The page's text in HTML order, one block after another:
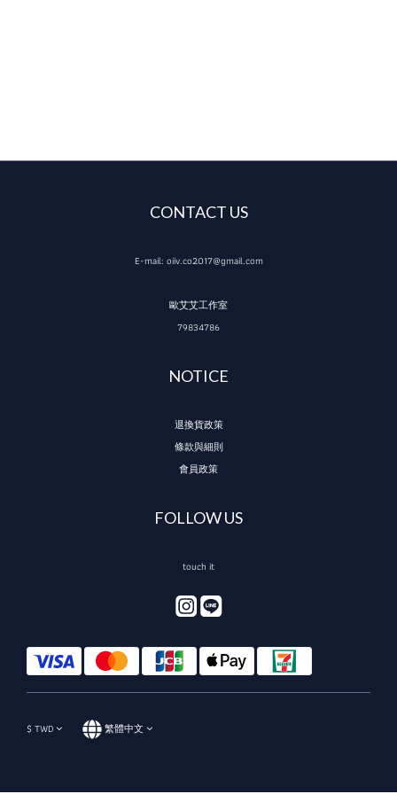
CONTACT US
E-mail: oiiv.co2017@gmail.com
歐艾艾工作室
79834786
NOTICE
退換貨政策
條款與細則
會員政策
FOLLOW US
touch it
$TWD 繁體中文